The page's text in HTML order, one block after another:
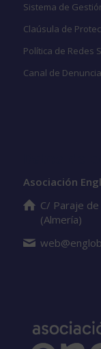
Sistema de
Claúsula de
Política de Redes
Canal de
Asociación
C/ Paraje de
(Almería)